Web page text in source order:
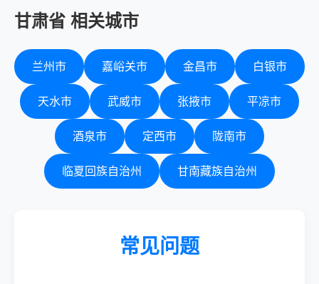
甘肃省 相关城市
兰州市 嘉峪关市 金昌市 白银市
天水市 武威市 张掖市 平凉市
酒泉市 定西市 陇南市
临夏回族自治州 甘南藏族自治州
常见问题